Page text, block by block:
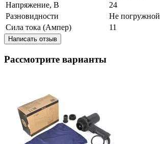
Напряжение, В
24
Разновидности
Не погружной
Сила тока (Ампер)
11
Написать отзыв
Рассмотрите варианты